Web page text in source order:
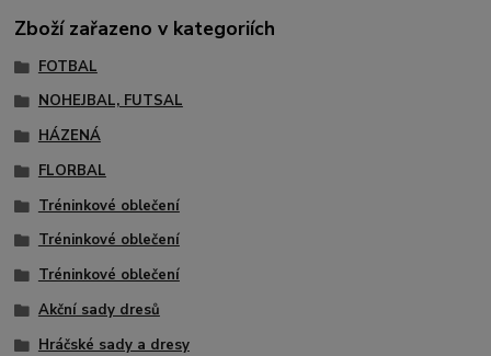
Zboží zařazeno v kategoriích
FOTBAL
NOHEJBAL, FUTSAL
HÁZENÁ
FLORBAL
Tréninkové oblečení
Tréninkové oblečení
Tréninkové oblečení
Akční sady dresů
Hráčské sady a dresy